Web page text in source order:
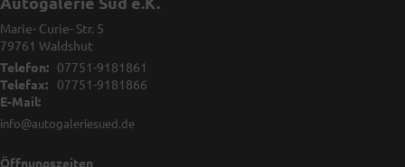
Marie- Curie- Str. 5
79761 Waldshut
Telefon:
07751-9181861
Telefax:
07751-9181866
E-Mail:
info@autogaleriesued.de
Öffnungszeiten